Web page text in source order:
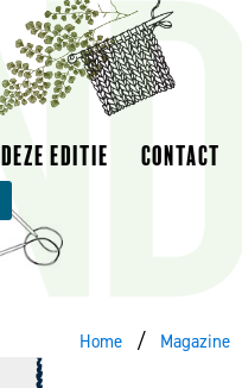
DEZE EDITIE CONTACT
Home Magazine